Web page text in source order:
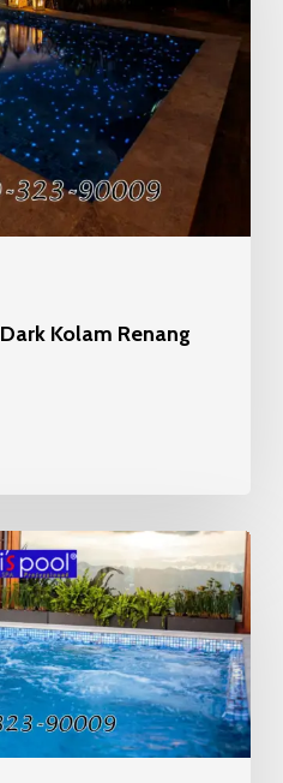
Kolam Renang